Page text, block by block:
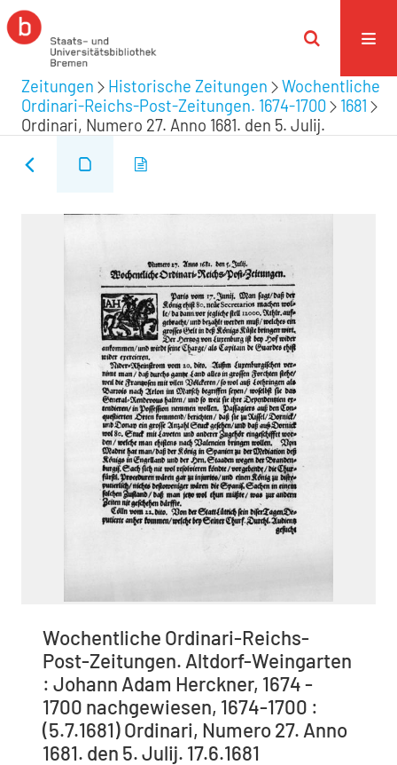
Zeitungen Historische Zeitungen
Wochentliche
Ordinari-Reichs-Post-Zeitungen. 1674-1700
1681
Ordinari, Numero 27. Anno 1681. den 5. Julij.
Wochentliche Ordinari-Reichs-
Post-Zeitungen. Altdorf-Weingarten
: Johann Adam Herckner, 1674 -
1700 nachgewiesen, 1674-1700 :
(5.7.1681) Ordinari, Numero 27. Anno
1681. den 5. Julij. 17.6.1681